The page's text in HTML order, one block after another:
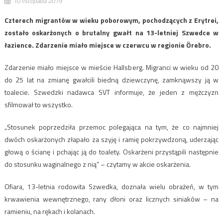
Czterech migrantów w wieku poborowym, pochodzących z Erytrei,
zostało oskarżonych o brutalny gwałt na 13-letniej Szwedce w
łazience. Zdarzenie miało miejsce w czerwcu w regionie Örebro.
Zdarzenie miało miejsce w mieście Hallsberg. Migranci w wieku od 20
do 25 lat na zmianę gwałcili biedną dziewczynę, zamknąwszy ją w
toalecie. Szwedzki nadawca SVT informuje, że jeden z mężczyzn
sfilmował to wszystko.
„Stosunek poprzedziła przemoc polegająca na tym, że co najmniej
dwóch oskarżonych złapało za szyję i ramię pokrzywdzoną, uderzając
głową o ścianę i pchając ją do toalety. Oskarżeni przystąpili następnie
do stosunku waginalnego z nią” – czytamy w akcie oskarżenia.
Ofiara, 13-letnia rodowita Szwedka, doznała wielu obrażeń, w tym
krwawienia wewnętrznego, rany dłoni oraz licznych siniaków – na
ramieniu, na rękach i kolanach.